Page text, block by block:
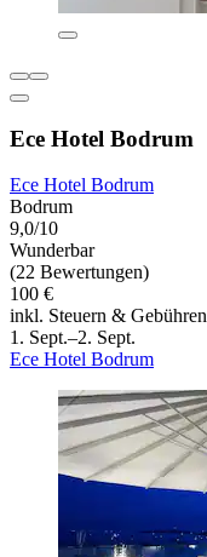
Ece Hotel Bodrum
Ece Hotel Bodrum
Bodrum
9,0/10
Wunderbar
(22 Bewertungen)
100 €
inkl. Steuern & Gebühren
1. Sept.–2. Sept.
Ece Hotel Bodrum